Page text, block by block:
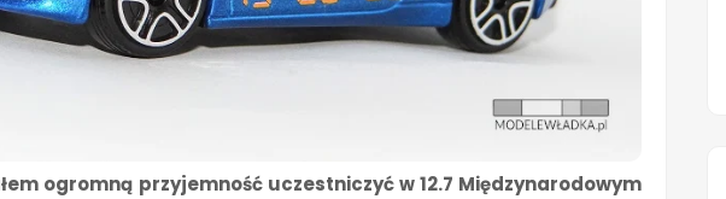
ogromną przyjemność uczestniczyć w 12.7 Międzynarodowym